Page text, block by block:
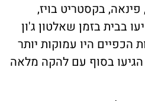
פינאה, בקסטריט בויז,
בבית בזמן שאלטון ג'ון
הכפיים היו עמוקות יותר
בסוף עם להקה מלאה